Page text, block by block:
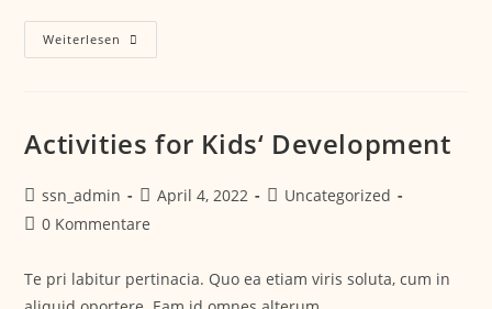
Weiterlesen
Activities for Kids‘ Development
ssn_admin April 4, 2022
Uncategorized
0 Kommentare
Te pri labitur pertinacia. Quo ea etiam viris soluta, cum in